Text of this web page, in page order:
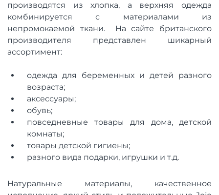
производятся из хлопка, а верхняя одежда
комбинируется с материалами из
непромокаемой ткани. На сайте британского
производителя представлен шикарный
ассортимент:
одежда для беременных и детей разного
возраста;
аксессуары;
обувь;
повседневные товары для дома, детской
комнаты;
товары детской гигиены;
разного вида подарки, игрушки и т.д.
Натуральные материалы, качественное